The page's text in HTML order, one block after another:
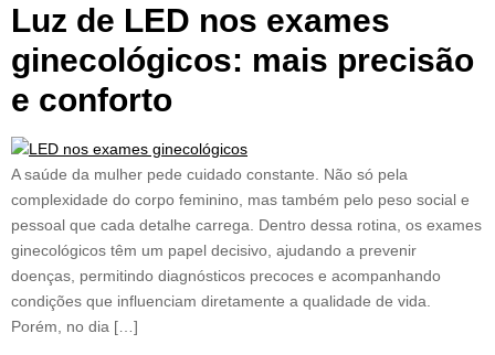
Luz de LED nos exames
ginecológicos: mais precisão
e conforto
A saúde da mulher pede cuidado constante. Não só pela
complexidade do corpo feminino, mas também pelo peso social e
pessoal que cada detalhe carrega. Dentro dessa rotina, os exames
ginecológicos têm um papel decisivo, ajudando a prevenir
doenças, permitindo diagnósticos precoces e acompanhando
condições que influenciam diretamente a qualidade de vida.
Porém, no dia […]